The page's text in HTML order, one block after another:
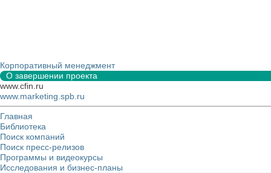
Корпоративный менеджмент
О завершении проекта
www.cfin.ru
www.marketing.spb.ru
Главная
Библиотека
Поиск компаний
Поиск пресс-релизов
Программы и видеокурсы
Исследования и бизнес-планы